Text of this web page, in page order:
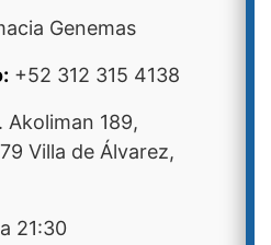
Genemas
+52 312 315 4138
Akoliman 189,
Villa de Álvarez,
21:30